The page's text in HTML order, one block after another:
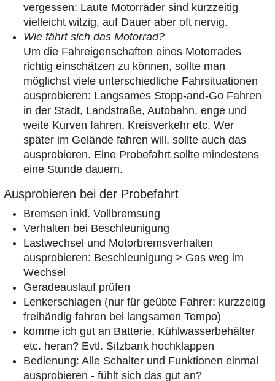
vergessen: Laute Motorräder sind kurzzeitig
vielleicht witzig, auf Dauer aber oft nervig.
Wie fährt sich das Motorrad?
Um die Fahreigenschaften eines Motorrades
richtig einschätzen zu können, sollte man
möglichst viele unterschiedliche Fahrsituationen
ausprobieren: Langsames Stopp-and-Go Fahren
in der Stadt, Landstraße, Autobahn, enge und
weite Kurven fahren, Kreisverkehr etc. Wer
später im Gelände fahren will, sollte auch das
ausprobieren. Eine Probefahrt sollte mindestens
eine Stunde dauern.
Ausprobieren bei der Probefahrt
Bremsen inkl. Vollbremsung
Verhalten bei Beschleunigung
Lastwechsel und Motorbremsverhalten
ausprobieren: Beschleunigung > Gas weg im
Wechsel
Geradeauslauf prüfen
Lenkerschlagen (nur für geübte Fahrer: kurzzeitig
freihändig fahren bei langsamen Tempo)
komme ich gut an Batterie, Kühlwasserbehälter
etc. heran? Evtl. Sitzbank hochklappen
Bedienung: Alle Schalter und Funktionen einmal
ausprobieren - fühlt sich das gut an?